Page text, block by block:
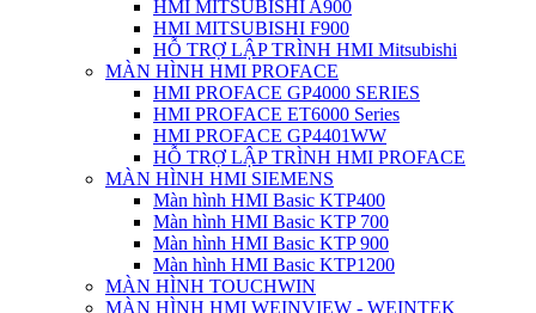
HMI MITSUBISHI A900
HMI MITSUBISHI F900
HỖ TRỢ LẬP TRÌNH HMI Mitsubishi
MÀN HÌNH HMI PROFACE
HMI PROFACE GP4000 SERIES
HMI PROFACE ET6000 Series
HMI PROFACE GP4401WW
HỖ TRỢ LẬP TRÌNH HMI PROFACE
MÀN HÌNH HMI SIEMENS
Màn hình HMI Basic KTP400
Màn hình HMI Basic KTP 700
Màn hình HMI Basic KTP 900
Màn hình HMI Basic KTP1200
MÀN HÌNH TOUCHWIN
MÀN HÌNH HMI WEINVIEW - WEINTEK